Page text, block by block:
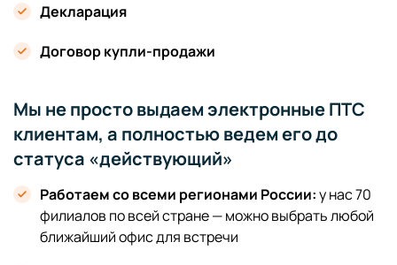
Декларация
Договор купли-продажи
Мы не просто выдаем электронные ПТС
клиентам, а полностью ведем его до
статуса «действующий»
Работаем со всеми регионами России:у нас 70
филиалов по всей стране — можно выбрать любой
ближайший офис для встречи